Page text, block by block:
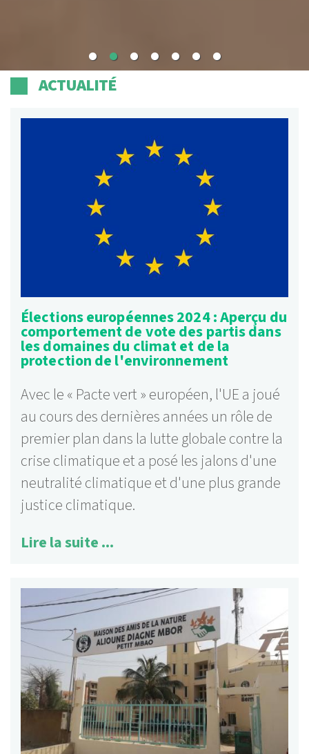
ACTUALITÉ
Élections européennes 2024 : Aperçu du
comportement de vote des partis dans
les domaines du climat et de la
protection de l'environnement
Avec le « Pacte vert » européen, l'UE a joué
au cours des dernières années un rôle de
premier plan dans la lutte globale contre la
crise climatique et a posé les jalons d'une
neutralité climatique et d'une plus grande
justice climatique.
Lire la suite ...